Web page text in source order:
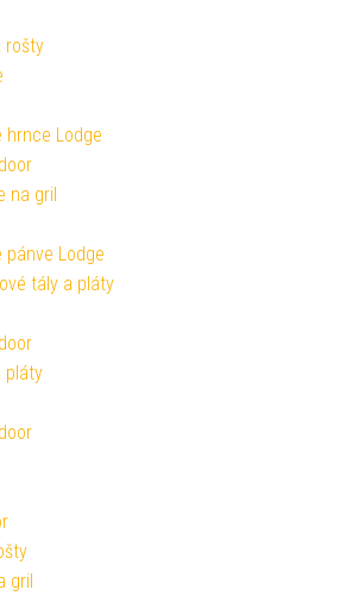
rošty
hrnce Lodge
na gril
pánve Lodge
tály a pláty
pláty
gril